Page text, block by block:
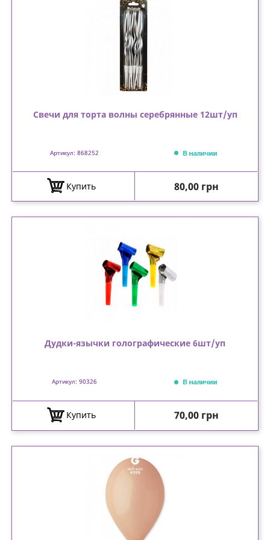
Свечи для торта волны серебрянные 12шт/уп
Артикул: 868252 В наличии
Купить Цена
80,00 грн
Дудки-язычки голографические 6шт/уп
Артикул: 90326 В наличии
Купить Цена
70,00 грн